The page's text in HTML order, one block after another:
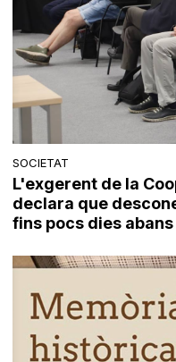
SOCIETAT
L'exgerent de la
declara que
fins pocs dies